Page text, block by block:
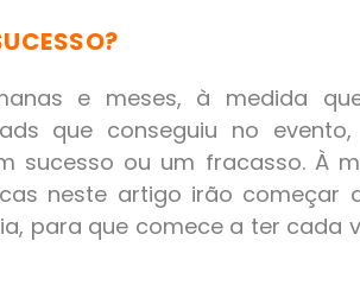
e meses, à medida
que conseguiu no
sucesso ou um fracasso. À
neste artigo irão começar
para que comece a ter cada